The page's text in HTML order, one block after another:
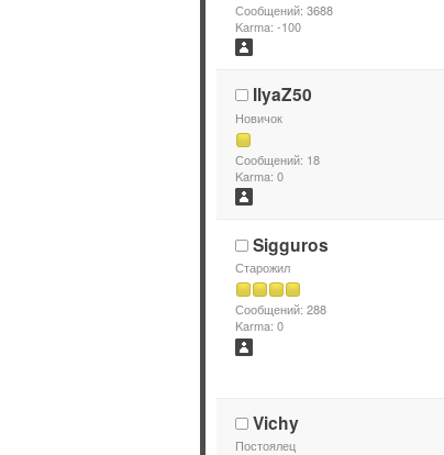
Сообщений: 3688
Karma: -100
IlyaZ50
Новичок
Сообщений: 18
Karma: 0
Sigguros
Старожил
Сообщений: 288
Karma: 0
Vichy
Постоялец